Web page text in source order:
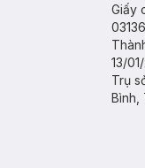
Giấy
13/
Trụ
Bình,